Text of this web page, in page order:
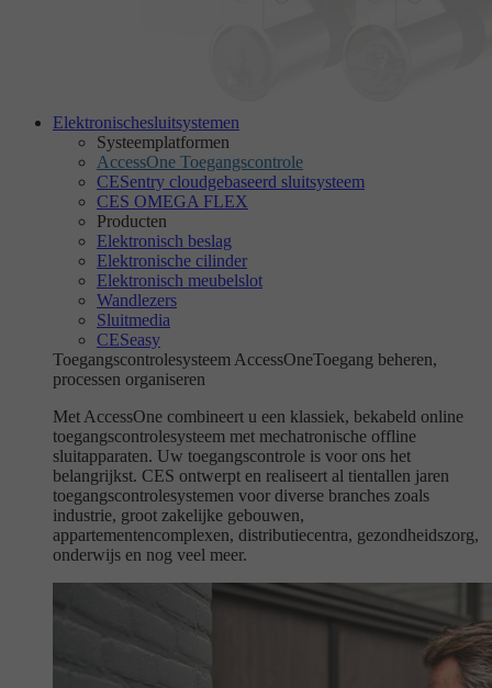
Elektronischesluitsystemen
Systeemplatformen
AccessOne Toegangscontrole
CESentry cloudgebaseerd sluitsysteem
CES OMEGA FLEX
Producten
Elektronisch beslag
Elektronische cilinder
Elektronisch meubelslot
Wandlezers
Sluitmedia
CESeasy
Toegangscontrolesysteem AccessOneToegang beheren,
processen organiseren
Met AccessOne combineert u een klassiek, bekabeld online
toegangscontrolesysteem met mechatronische offline
sluitapparaten. Uw toegangscontrole is voor ons het
belangrijkst. CES ontwerpt en realiseert al tientallen jaren
toegangscontrolesystemen voor diverse branches zoals
industrie, groot zakelijke gebouwen,
appartementencomplexen, distributiecentra, gezondheidszorg,
onderwijs en nog veel meer.